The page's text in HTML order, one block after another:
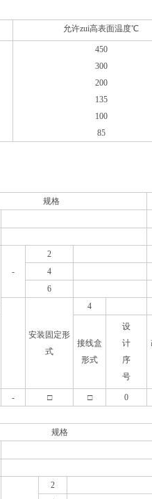
允许zui高表面温度℃
450
300
200
135
100
85
规格
-
2
4
6
安装固定形
式
4
接线盒
形式
设
计
序
号
- □ □ 0
规格
2